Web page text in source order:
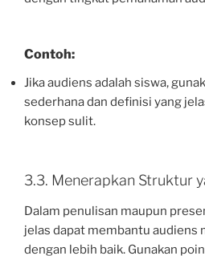
Contoh:
Jika audiens adalah siswa,
sederhana dan definisi yang
konsep sulit.
3.3. Menerapkan Struktur
Dalam penulisan maupun
jelas dapat membantu audiens
dengan lebih baik. Gunakan